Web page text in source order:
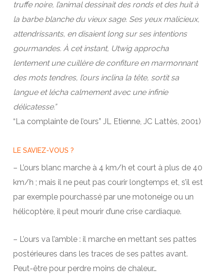
truffe noire, l’animal dessinait des ronds et des huit à
la barbe blanche du vieux sage. Ses yeux malicieux,
attendrissants, en disaient long sur ses intentions
gourmandes. À cet instant, Utwig approcha
lentement une cuillère de confiture en marmonnant
des mots tendres, l’ours inclina la tête, sortit sa
langue et lécha calmement avec une infinie
délicatesse.”
“La complainte de l’ours” JL Etienne, JC Lattès, 2001)
LE SAVIEZ-VOUS ?
– L’ours blanc marche à 4 km/h et court à plus de 40
km/h ; mais il ne peut pas courir longtemps et, s’il est
par exemple pourchassé par une motoneige ou un
hélicoptère, il peut mourir d’une crise cardiaque.
– L’ours va l’amble : il marche en mettant ses pattes
postérieures dans les traces de ses pattes avant.
Peut-être pour perdre moins de chaleur…